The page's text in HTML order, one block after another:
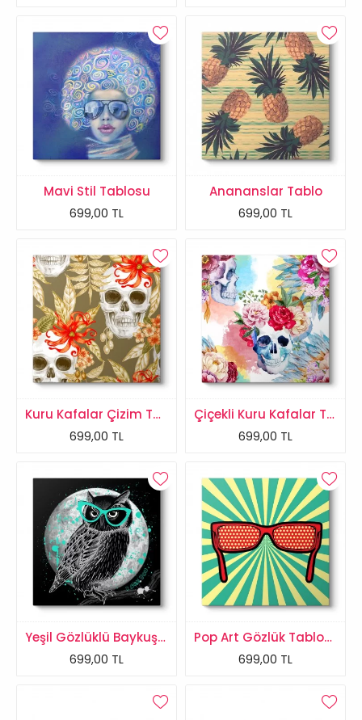
Mavi Stil Tablosu
699,00 TL
Anananslar Tablo
699,00 TL
Kuru Kafalar Çizim Tablosu
699,00 TL
Çiçekli Kuru Kafalar Tablosu
699,00 TL
Yeşil Gözlüklü Baykuş Tablosu
699,00 TL
Pop Art Gözlük Tablosu
699,00 TL